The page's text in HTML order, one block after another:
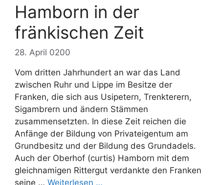
Hamborn in der
fränkischen Zeit
28. April 0200
Vom dritten Jahrhundert an war das Land
zwischen Ruhr und Lippe im Besitze der
Franken, die sich aus Usipetern, Trenkterern,
Sigambrern und ändern Stämmen
zusammensetzten. In diese Zeit reichen die
Anfänge der Bildung von Privateigentum am
Grundbesitz und der Bildung des Grundadels.
Auch der Oberhof (curtis) Hamborn mit dem
gleichnamigen Rittergut verdankte den Franken
seine … Weiterlesen …